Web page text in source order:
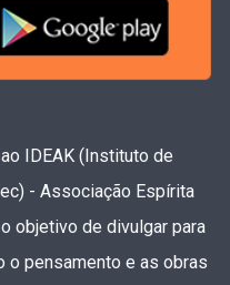
IDEAK (Instituto de
- Associação Espírita
objetivo de divulgar para
o pensamento e as obras